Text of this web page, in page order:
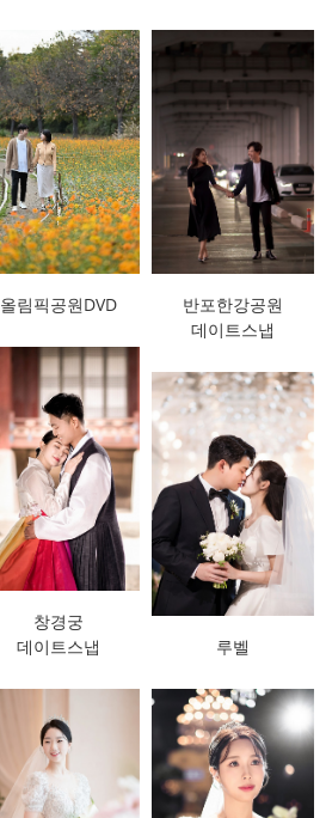
올림픽공원DVD
반포한강공원
데이트스냅
창경궁
데이트스냅
루벨